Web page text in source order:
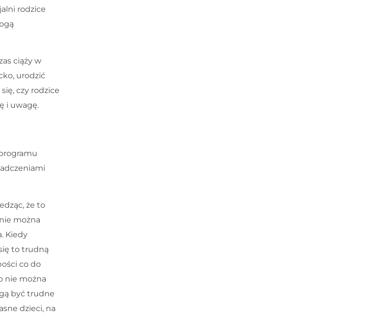
rodzice
ciąży w
urodzić
czy rodzice
i uwagę.
że to
można
Kiedy
to trudną
co do
nie można
być trudne
dzieci, na